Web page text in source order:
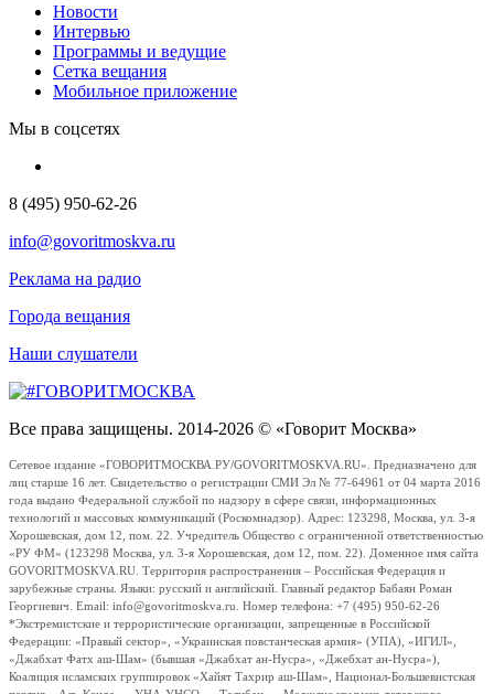
Новости
Интервью
Программы и ведущие
Сетка вещания
Мобильное приложение
Мы в соцсетях
8 (495) 950-62-26
info@govoritmoskva.ru
Реклама на радио
Города вещания
Наши слушатели
Все права защищены. 2014-2026 © «Говорит Москва»
Сетевое издание «ГОВОРИТМОСКВА.РУ/GOVORITMOSKVA.RU». Предназначено для
лиц старше 16 лет. Свидетельство о регистрации СМИ Эл № 77-64961 от 04 марта 2016
года выдано Федеральной службой по надзору в сфере связи, информационных
технологий и массовых коммуникаций (Роскомнадзор). Адрес: 123298, Москва, ул. 3-я
Хорошевская, дом 12, пом. 22. Учредитель Общество с ограниченной ответственностью
«РУ ФМ» (123298 Москва, ул. 3-я Хорошевская, дом 12, пом. 22). Доменное имя сайта
GOVORITMOSKVA.RU. Территория распространения – Российская Федерация и
зарубежные страны. Языки: русский и английский. Главный редактор Бабаян Роман
Георгиевич. Email: info@govoritmoskva.ru. Номер телефона: +7 (495) 950-62-26
*Экстремистские и террористические организации, запрещенные в Российской
Федерации: «Правый сектор», «Украинская повстанческая армия» (УПА), «ИГИЛ»,
«Джабхат Фатх аш-Шам» (бывшая «Джабхат ан-Нусра», «Джебхат ан-Нусра»),
Коалиция исламских группировок «Хайят Тахрир аш-Шам», Национал-Большевистская